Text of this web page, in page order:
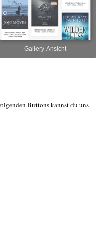
Gallery-Ansicht
Buttons kannst du uns